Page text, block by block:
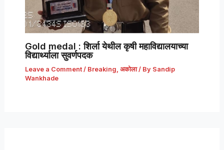
Gold medal : शिर्ला येथील कृषी महाविद्यालयाच्या
विद्यार्थ्याला सुवर्णपदक
Leave a Comment / Breaking, अकोला/ By Sandip
Wankhade